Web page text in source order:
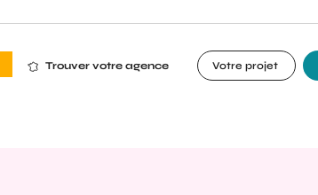
Trouver votre agence Votre projet